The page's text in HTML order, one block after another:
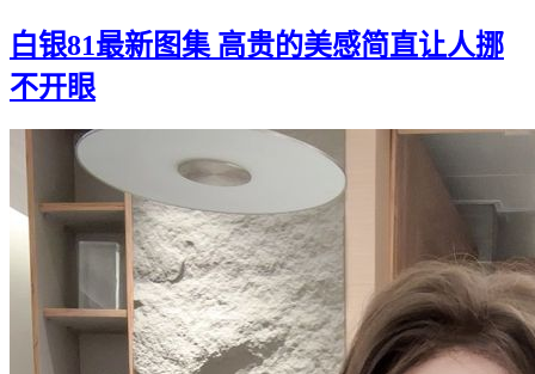
白银81最新图集 高贵的美感简直让人挪
不开眼